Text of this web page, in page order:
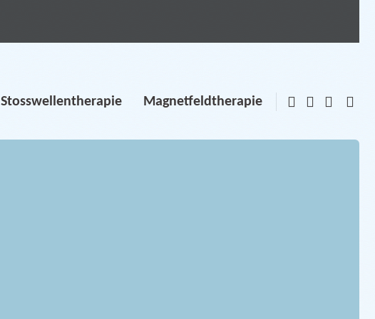
Stosswellentherapie Magnetfeldtherapie